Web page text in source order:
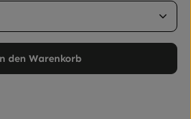
den gewünschten Wert ein
den Warenkorb